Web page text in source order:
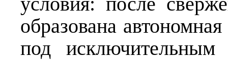
образована
под